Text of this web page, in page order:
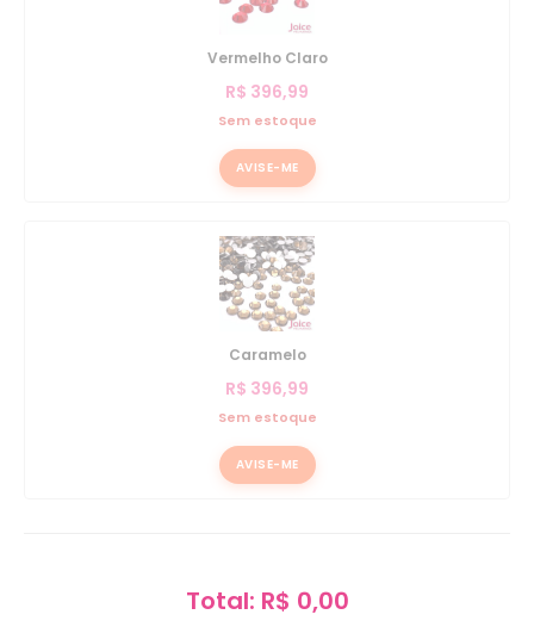
Vermelho Claro
R$ 396,99
Sem estoque
AVISE-ME
Caramelo
R$ 396,99
Sem estoque
AVISE-ME
Total: R$ 0,00